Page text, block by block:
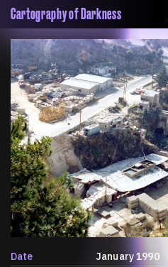
Cartography of Darkness
About
Map
Periodical
Repository
Contributors
Colophon
Date
January 1990